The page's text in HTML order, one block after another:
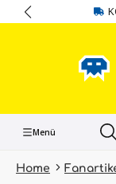
springen
Menü
Home